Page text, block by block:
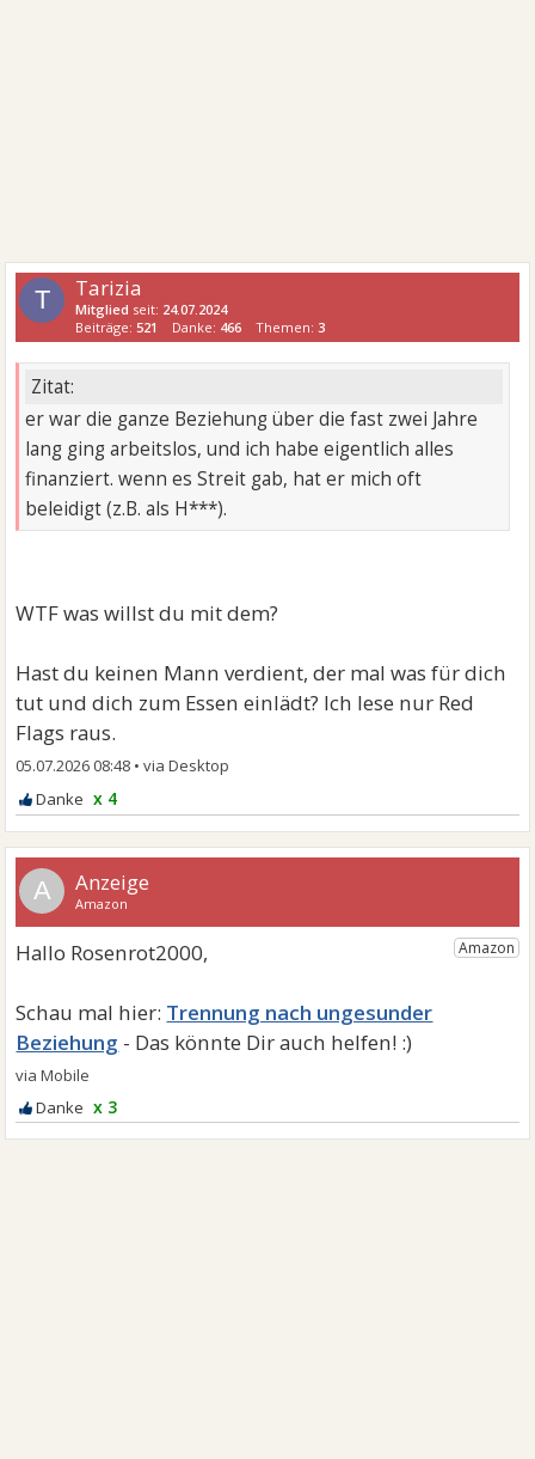
T Tarizia
Mitglied seit: 24.07.2024
Beiträge:521 Danke: 466 Themen:3
Zitat:
er war die ganze Beziehung über die fast zwei Jahre
lang ging arbeitslos, und ich habe eigentlich alles
finanziert. wenn es Streit gab, hat er mich oft
beleidigt (z.B. als H***).
WTF was willst du mit dem?
Hast du keinen Mann verdient, der mal was für dich
tut und dich zum Essen einlädt? Ich lese nur Red
Flags raus.
05.07.2026 08:48 •
x 4
A
Trennung nach ungesunder
Beziehung
x 3